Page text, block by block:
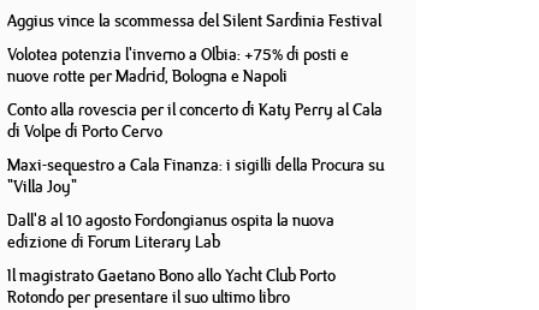
Aggius vince la scommessa del Silent Sardinia Festival
Volotea potenzia l'inverno a Olbia: +75% di posti e
nuove rotte per Madrid, Bologna e Napoli
Conto alla rovescia per il concerto di Katy Perry al Cala
di Volpe di Porto Cervo
Maxi-sequestro a Cala Finanza: i sigilli della Procura su
"Villa Joy"
Dall'8 al 10 agosto Fordongianus ospita la nuova
edizione di Forum Literary Lab
Il magistrato Gaetano Bono allo Yacht Club Porto
Rotondo per presentare il suo ultimo libro